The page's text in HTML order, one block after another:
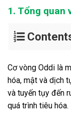
1. Tổng quan
Cơ vòng Oddi là
hóa, mật và dịch
và tuyến tụy đến
quá trình tiêu hóa.